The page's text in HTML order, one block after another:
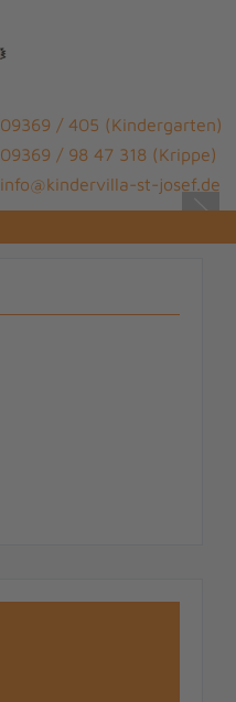
09369 / 405 (Kindergarten)
09369 / 98 47 318 (Krippe)
info@kindervilla-st-josef.de